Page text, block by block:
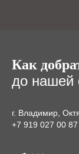
Как
до нашей
г. Владимир,
+7 919 027 00 87